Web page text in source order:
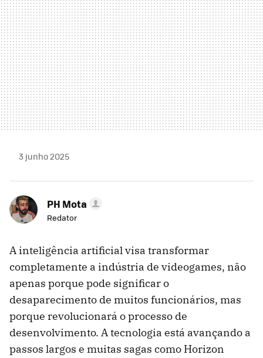
3 junho 2025
PH Mota
Redator
A inteligência artificial visa transformar
completamente a indústria de videogames, não
apenas porque pode significar o
desaparecimento de muitos funcionários, mas
porque revolucionará o processo de
desenvolvimento. A tecnologia está avançando a
passos largos e muitas sagas como Horizon